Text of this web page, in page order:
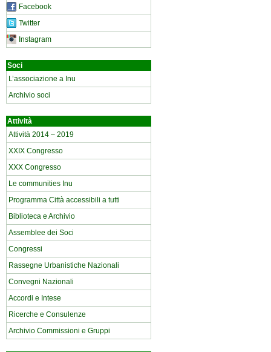
Facebook
Twitter
Instagram
Soci
L’associazione a Inu
Archivio soci
Attività
Attività 2014 – 2019
XXIX Congresso
XXX Congresso
Le communities Inu
Programma Città accessibili a tutti
Biblioteca e Archivio
Assemblee dei Soci
Congressi
Rassegne Urbanistiche Nazionali
Convegni Nazionali
Accordi e Intese
Ricerche e Consulenze
Archivio Commissioni e Gruppi